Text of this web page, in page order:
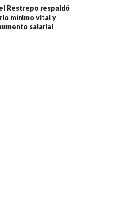
Restrepo respaldó
mínimo vital y
salarial